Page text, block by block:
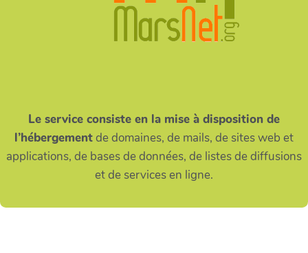
Le service consiste en la mise à disposition de
l’hébergementde domaines, de mails, de sites web et
applications, de bases de données, de listes de diffusions
et de services en ligne.